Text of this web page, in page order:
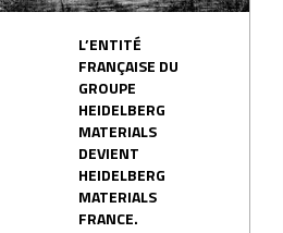
L’ENTITÉ
FRANÇAISE DU
GROUPE
HEIDELBERG
MATERIALS
DEVIENT
HEIDELBERG
MATERIALS
FRANCE.